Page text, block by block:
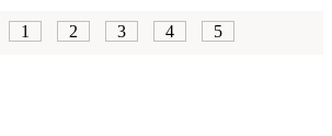
1 2 3 4 5